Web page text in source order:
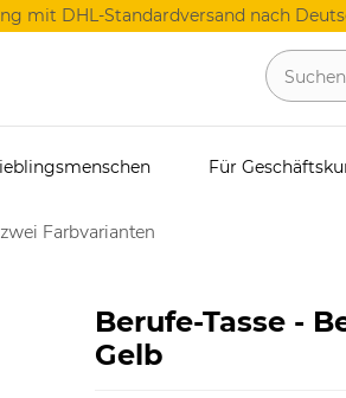
mit DHL-Standardversand nach
Für
Farbvarianten
Berufe-Tasse -
Gelb